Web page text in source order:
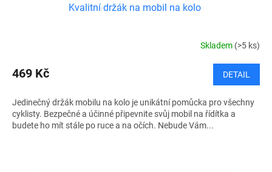
Kvalitní držák na mobil na kolo
Skladem (>5 ks)
469 Kč DETAIL
Jedinečný držák mobilu na kolo je unikátní pomůcka pro všechny
cyklisty. Bezpečné a účinné připevnite svůj mobil na řídítka a
budete ho mít stále po ruce a na očích. Nebude Vám...